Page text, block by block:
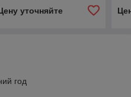
уточняйте
год